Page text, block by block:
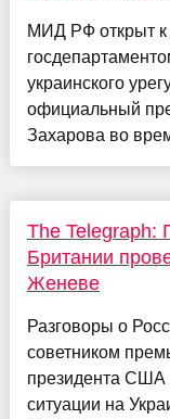
МИД РФ открыт к
украинского
официальный
Захарова во
The Telegraph:
Британии
Женеве
Разговоры о
советником
президента США
ситуации на